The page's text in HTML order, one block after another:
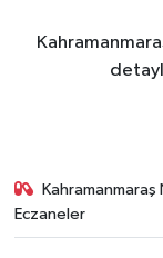
Eczaneler